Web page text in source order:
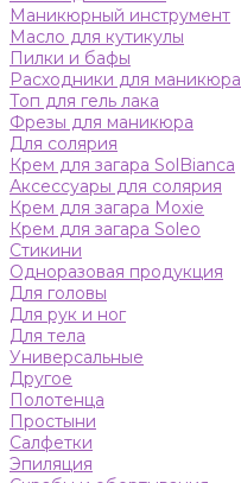
Маникюрный инструмент
Масло для кутикулы
Пилки и бафы
Расходники для маникюра
Топ для гель лака
Фрезы для маникюра
Для солярия
Крем для загара SolBianca
Аксессуары для солярия
Крем для загара Moxie
Крем для загара Soleo
Стикини
Одноразовая продукция
Для головы
Для рук и ног
Для тела
Универсальные
Другое
Полотенца
Простыни
Салфетки
Эпиляция